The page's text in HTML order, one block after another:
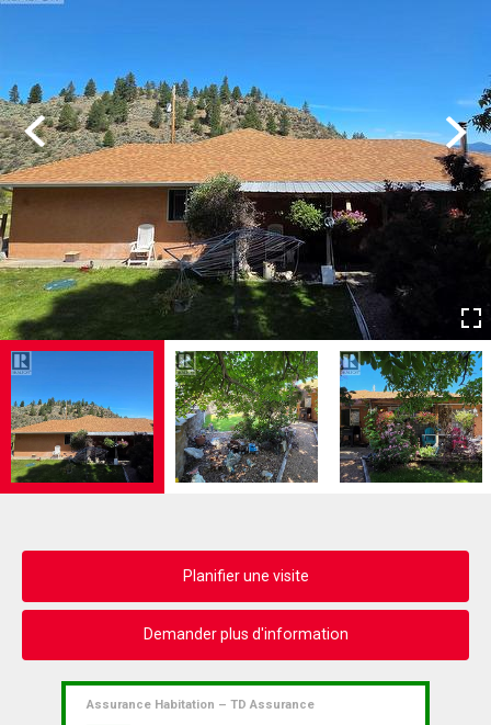
Previous Next
Planifier une visite
Demander plus d'information
Assurance Habitation – TD Assurance